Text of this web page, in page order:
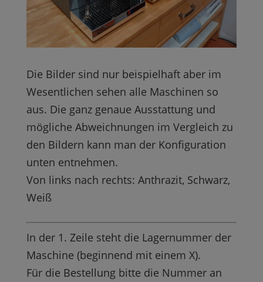
Die Bilder sind nur beispielhaft aber im
Wesentlichen sehen alle Maschinen so
aus. Die ganz genaue Ausstattung und
mögliche Abweichnungen im Vergleich zu
den Bildern kann man der Konfiguration
unten entnehmen.
Von links nach rechts: Anthrazit, Schwarz,
Weiß
In der 1. Zeile steht die Lagernummer der
Maschine (beginnend mit einem X).
Für die Bestellung bitte die Nummer an